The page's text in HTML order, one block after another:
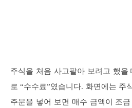
주식을 처음 사고팔아 보려고 했
로 “수수료”였습니다. 화면에는 주
주문을 넣어 보면 매수 금액이 조